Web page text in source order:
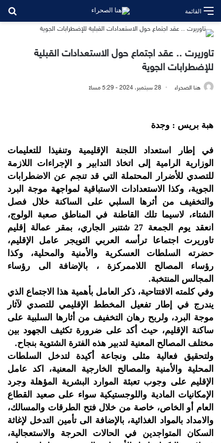
القائمة
تاوريرت .. عقد اجتماع حول الاستعدادات القبلية
للإضطرابات الجوية
هنا الصحراء 28 سبتمبر، 2024 - 5:29 مساءً
هبة بريس : وجدة
في إطار استعداد اللجنة الإقليمية وتنفيذا للتعليمات
الوزارية الرامية إلى اتخاذ التدابير و الإجراءات اللازمة
للتصدي للأضرار المحتملة التي قد تنجم عن الاضطرابات
الجوية، وكذا الاستعدادات الاستباقية لمواجهة موجة البرد
والتخفيف من أثرها السلبي على الساكنة خلال فصل
الشتاء، لاسيما تلك القاطنة في المناطق صعبة الولوج،
انعقد يوم الجمعة 27 شتنبر الجاري، بمقر عمالة إقليم
تاوريرت اجتماعا ترأسه العربي التويجر عامل الإقليم،
حضرته السلطات العسكرية والأمنية والمحلية، وكذا
رؤساء المصالح اللاممركزة ، بالإضافة الى رؤساء
المجالس المنتخبة.
وفي كلمته الافتتاحية، ذكر العامل بأهمية هذا الاجتماع الذي
يندرج في إطار تفعيل المخطط الإقليمي للتصدي لآثار
موجة البرد، ولربح رهان التخفيف من أثارها السلبية على
ساكنة الإقليم، حيث أكد على ضرورة تكثيف الجهود بين
مختلف المصالح المعنية لتدبير هذه الفترة الشتوية بنجاح.
ولتحقيق فعالية مثلى ونجاعة أكيدة لتدخل السلطات
المحلية والأمنية والمصالح الخارجية المعنية، اكد عامل
الإقليم على وجوب تعبئة الموارد البشرية المؤهلة وجرد
الإمكانيات المادية واللوجستيكية سواء على صعيد القطاع
العام أو الخاص، خاصة من خلال فتح الطرقات والمسالك،
والامداد بالمواد الغذائية، بالإضافة الى تأمين التدخل لإغاثة
السكان المتواجدين في الحالات الحرجة والاستعجالية،